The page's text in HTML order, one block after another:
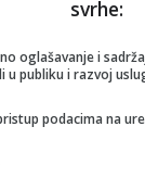
svrhe:
oglašavanje i
u publiku i razvoj
podacima na